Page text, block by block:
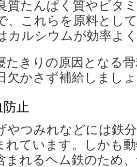
質たんぱく質やビタ
、これらを原料とし
カルシウムが効率よ
きりの原因となる
欠かさず補給しまし
止
つみれなどには鉄
れています。しかも
まれるヘム鉄のため